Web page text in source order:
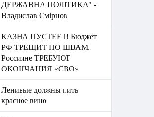
ДЕРЖАВНА ПОЛІТИКА" -
Владислав Смірнов
КАЗНА ПУСТЕЕТ! Бюджет
РФ ТРЕЩИТ ПО ШВАМ.
Россияне ТРЕБУЮТ
ОКОНЧАНИЯ «СВО»
Ленивые должны пить
красное вино